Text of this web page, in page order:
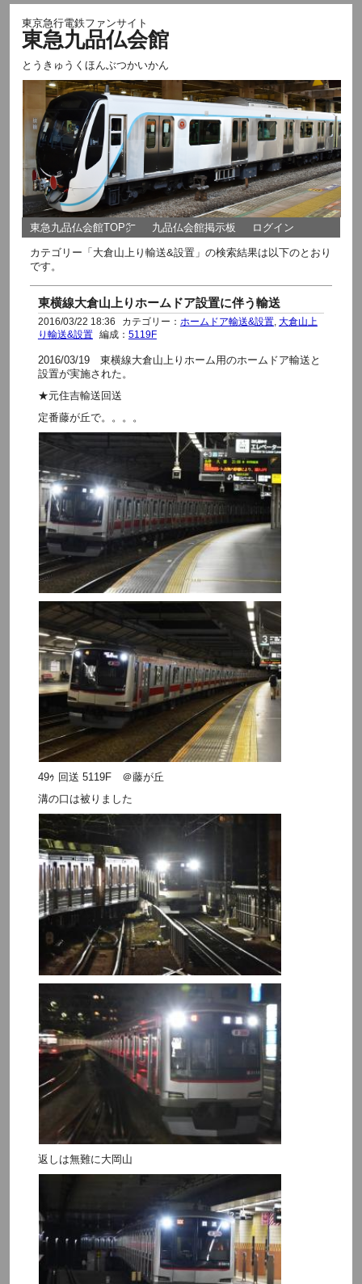
東京急行電鉄ファンサイト
東急九品仏会館
とうきゅうくほんぶつかいかん
東急九品仏会館TOP㌻ 九品仏会館掲示板 ログイン
カテゴリー「大倉山上り輸送&設置」の検索結果は以下のとおり
です。
東横線大倉山上りホームドア設置に伴う輸送
2016/03/22 18:36 カテゴリー： ホームドア輸送&設置, 大倉山上
り輸送&設置
編成： 5119F
2016/03/19 東横線大倉山上りホーム用のホームドア輸送と
設置が実施された。
★元住吉輸送回送
定番藤が丘で。。。。
49ｩ 回送 5119F ＠藤が丘
溝の口は被りました
返しは無難に大岡山